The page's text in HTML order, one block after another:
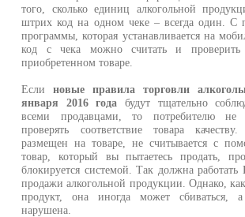
того, сколько единиц алкогольной
штрих код на одном чеке – всегда один. С
программы, которая устанавливается на
код с чека можно считать и
приобретенном товаре.
Еслиновые правила торговли
января 2016 года будут тщательно
всеми продавцами, то потребителю не
проверять соответствие товара
размещен на товаре, не считывается с
товар, который вы пытаетесь продать,
блокируется системой. Так должна
продажи алкогольной продукции. Однако,
продукт, она иногда может сбиваться,
нарушена.